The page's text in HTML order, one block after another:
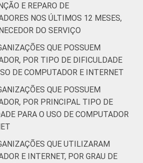
E REPARO DE
NOS ÚLTIMOS 12 MESES,
DO SERVIÇO
QUE POSSUEM
POR TIPO DE DIFICULDADE
DE COMPUTADOR E INTERNET
QUE POSSUEM
POR PRINCIPAL TIPO DE
PARA O USO DE COMPUTADOR
QUE UTILIZARAM
E INTERNET, POR GRAU DE